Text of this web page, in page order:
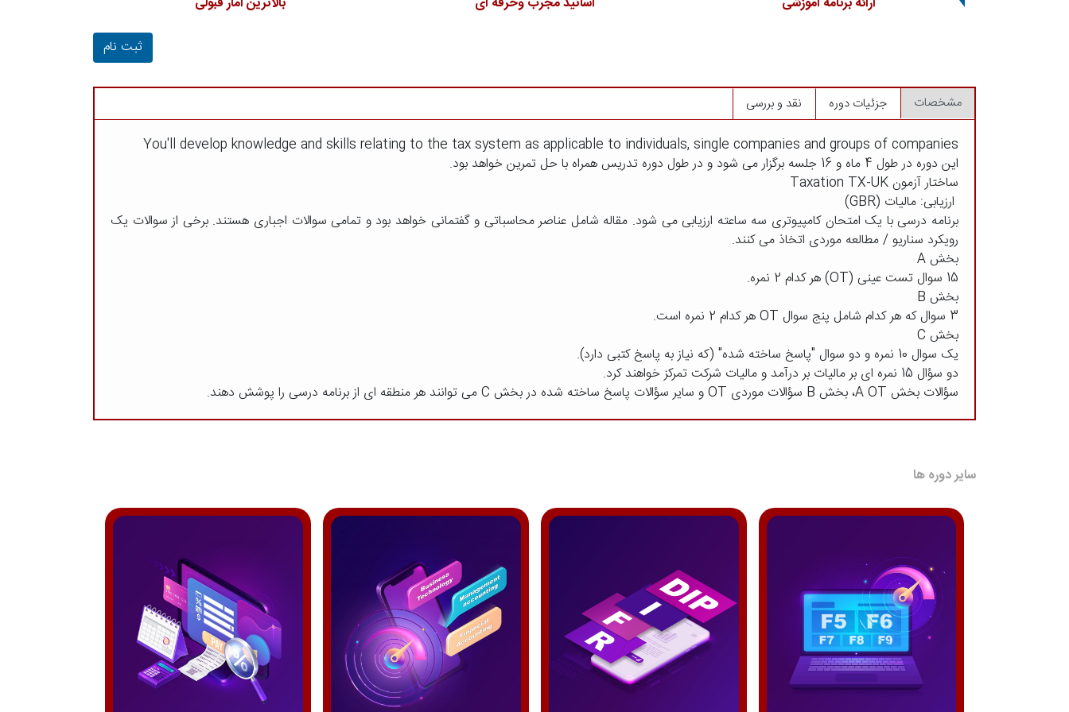
ثبت نام
مشخصات جزئیات دوره نقد و بررسی
You'll develop knowledge and skills relating to the tax system as applicable to individuals, single companies and groups of companies
این دوره در طول 4 ماه و 16 جلسه برگزار می شود و در طول دوره تدریس همراه با حل تمرین خواهد بود.
ساختار آزمون Taxation TX-UK
ارزیابی: مالیات (GBR)
برنامه درسی با یک امتحان کامپیوتری سه ساعته ارزیابی می شود. مقاله شامل عناصر محاسباتی و گفتمانی خواهد بود و تمامی سوالات اجباری هستند. برخی از سوالات یک
رویکرد سناریو / مطالعه موردی اتخاذ می کنند.
بخش A
15 سوال تست عینی (OT) هر کدام 2 نمره.
بخش B
3 سوال که هر کدام شامل پنج سوال OT هر کدام 2 نمره است.
بخش C
یک سوال 10 نمره و دو سوال "پاسخ ساخته شده" (که نیاز به پاسخ کتبی دارد).
دو سؤال 15 نمره ای بر مالیات بر درآمد و مالیات شرکت تمرکز خواهند کرد.
سؤالات بخش A OT، بخش B سؤالات موردی OT و سایر سؤالات پاسخ ساخته شده در بخش C می توانند هر منطقه ای از برنامه درسی را پوشش دهند.
سایر دوره ها